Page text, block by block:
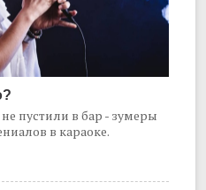
пустили в бар - зумеры
в караоке.